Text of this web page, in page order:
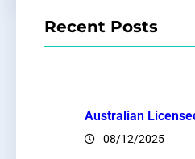
Recent Posts
Australian
08/12/2025